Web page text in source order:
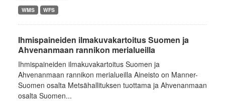
WMS WFS
Ihmispaineiden ilmakuvakartoitus Suomen ja
Ahvenanmaan rannikon merialueilla
Ihmispaineiden ilmakuvakartoitus Suomen ja
Ahvenanmaan rannikon merialueilla Aineisto on Manner-
Suomen osalta Metsähallituksen tuottama ja Ahvenanmaan
osalta Suomen...